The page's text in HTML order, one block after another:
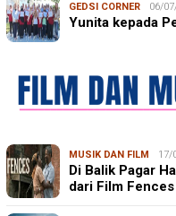
GEDSI CORNER 06/
Yunita kepada
MUSIK DAN FILM 17/
Di Balik Pagar
dari Film Fences